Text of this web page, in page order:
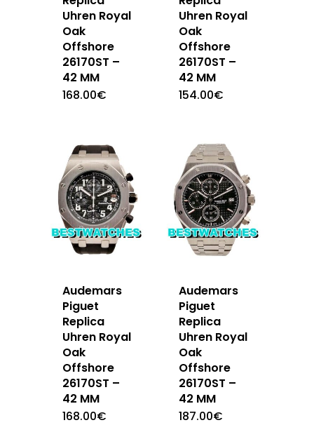
Uhren Royal
Oak
Offshore
26170ST –
42 MM
168.00€
Uhren Royal
Oak
Offshore
26170ST –
42 MM
154.00€
Audemars
Piguet
Replica
Uhren Royal
Oak
Offshore
26170ST –
42 MM
168.00€
Audemars
Piguet
Replica
Uhren Royal
Oak
Offshore
26170ST –
42 MM
187.00€